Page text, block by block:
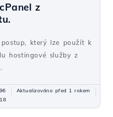
z
který lze použít k
hostingové služby z
Aktualizováno před 1 rokem